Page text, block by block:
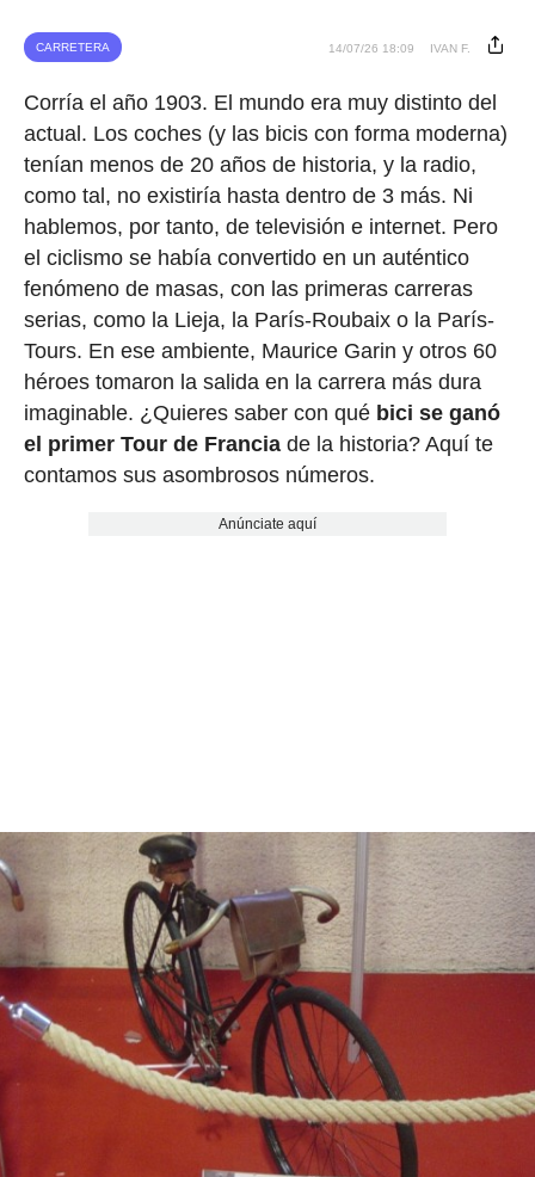
CARRETERA 14/07/26 18:09 IVAN F.
Corría el año 1903. El mundo era muy distinto del
actual. Los coches (y las bicis con forma moderna)
tenían menos de 20 años de historia, y la radio,
como tal, no existiría hasta dentro de 3 más. Ni
hablemos, por tanto, de televisión e internet. Pero
el ciclismo se había convertido en un auténtico
fenómeno de masas, con las primeras carreras
serias, como la Lieja, la París-Roubaix o la París-
Tours. En ese ambiente, Maurice Garin y otros 60
héroes tomaron la salida en la carrera más dura
imaginable. ¿Quieres saber con qué bici se ganó
el primer Tour de Franciade la historia? Aquí te
contamos sus asombrosos números.
Anúnciate aquí